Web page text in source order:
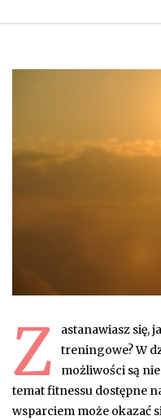
Z
astanawiasz się,
treningowe? W
możliwości są
temat fitnessu dostępne
wsparciem może okazać